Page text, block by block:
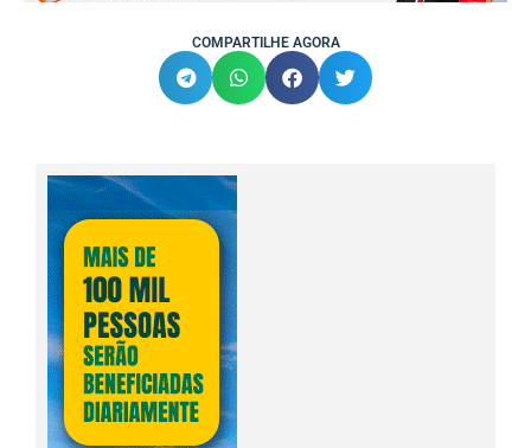
COMPARTILHE AGORA